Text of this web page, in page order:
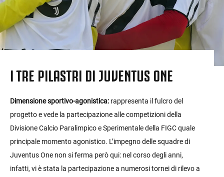
I TRE PILASTRI DI JUVENTUS ONE
Dimensione sportivo-agonistica: rappresenta il fulcro del
progetto e vede la partecipazione alle competizioni della
Divisione Calcio Paralimpico e Sperimentale della FIGC quale
principale momento agonistico. L’impegno delle squadre di
Juventus One non si ferma però qui: nel corso degli anni,
infatti, vi è stata la partecipazione a numerosi tornei di rilevo a